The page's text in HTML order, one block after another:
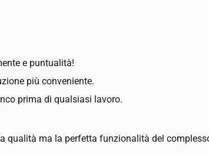
e puntualità!
più conveniente.
prima di qualsiasi lavoro.
qualità ma la perfetta funzionalità del